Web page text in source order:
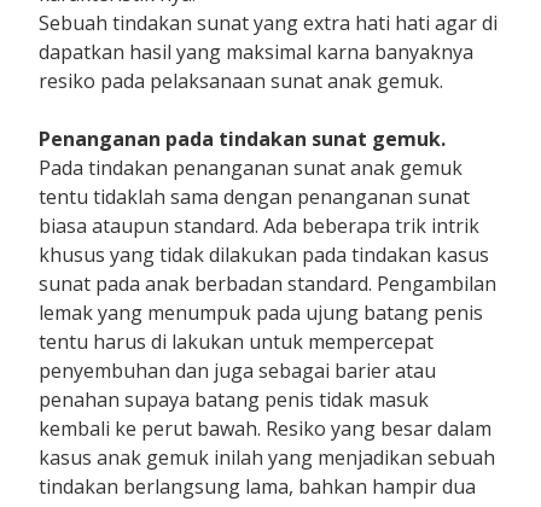
Sebuah tindakan sunat yang extra hati hati agar di
dapatkan hasil yang maksimal karna banyaknya
resiko pada pelaksanaan sunat anak gemuk.
Penanganan pada tindakan sunat gemuk.
Pada tindakan penanganan sunat anak gemuk
tentu tidaklah sama dengan penanganan sunat
biasa ataupun standard. Ada beberapa trik intrik
khusus yang tidak dilakukan pada tindakan kasus
sunat pada anak berbadan standard. Pengambilan
lemak yang menumpuk pada ujung batang penis
tentu harus di lakukan untuk mempercepat
penyembuhan dan juga sebagai barier atau
penahan supaya batang penis tidak masuk
kembali ke perut bawah. Resiko yang besar dalam
kasus anak gemuk inilah yang menjadikan sebuah
tindakan berlangsung lama, bahkan hampir dua